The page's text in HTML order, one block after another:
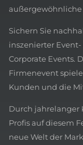
außergewöhnliche
Sichern Sie
inszenierter
Corporate Events.
Firmenevent
Kunden und die
Durch jahrelanger
Profis auf diesem
neue Welt der